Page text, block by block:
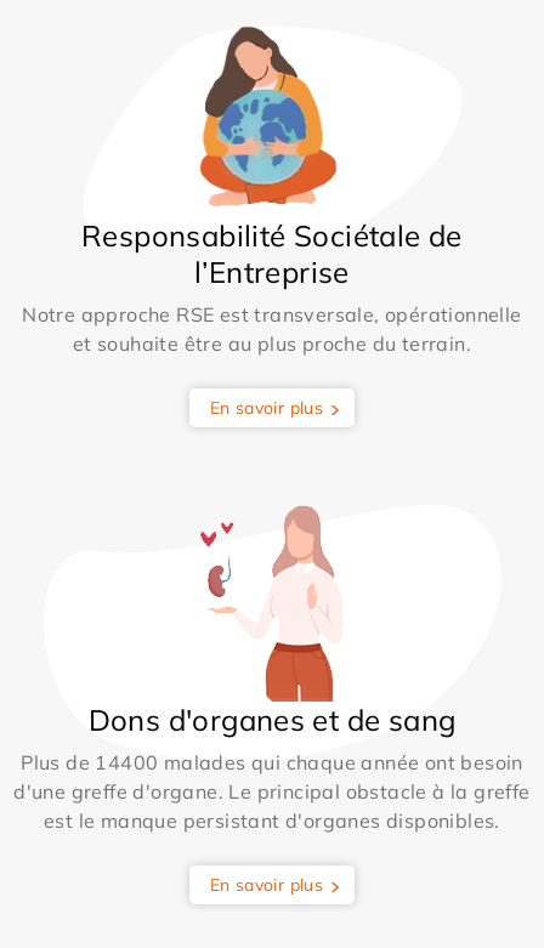
Responsabilité Sociétale de
l’Entreprise
Notre approche RSE est transversale, opérationnelle
et souhaite être au plus proche du terrain.
En savoir plus
Dons d'organes et de sang
Plus de 14400 malades qui chaque année ont besoin
d'une greffe d'organe. Le principal obstacle à la greffe
est le manque persistant d'organes disponibles.
En savoir plus